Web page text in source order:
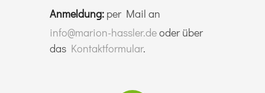
Anmeldung: per Mail an
info@marion-hassler.deoder über
das Kontaktformular.